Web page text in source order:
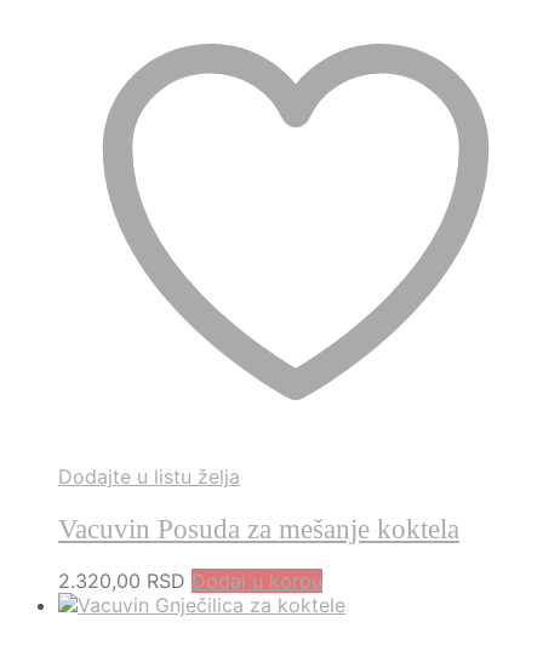
Dodajte u listu želja
Vacuvin Posuda za mešanje koktela
2.320,00 RSD Dodaj u korpu